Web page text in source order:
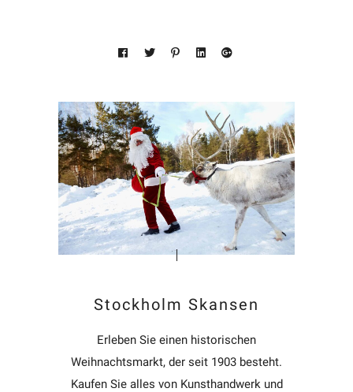
Stockholm Skansen
Erleben Sie einen historischen
Weihnachtsmarkt, der seit 1903 besteht.
Kaufen Sie alles von Kunsthandwerk und